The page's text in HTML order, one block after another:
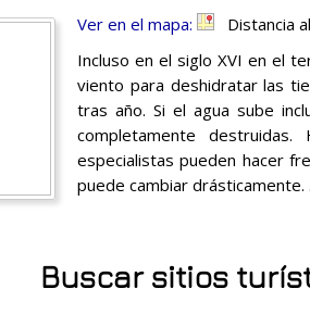
Ver en el mapa:
Distancia
Incluso en el siglo XVI en el
viento para deshidratar las
tras año. Si el agua sube
completamente
especialistas pueden hacer
puede cambiar drásticamente.
Buscar sitios